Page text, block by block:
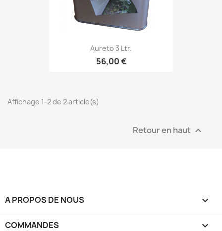
Aureto 3 Ltr.
56,00 €
Affichage 1-2 de 2 article(s)
Retour en haut 
A PROPOS DE NOUS 
COMMANDES 